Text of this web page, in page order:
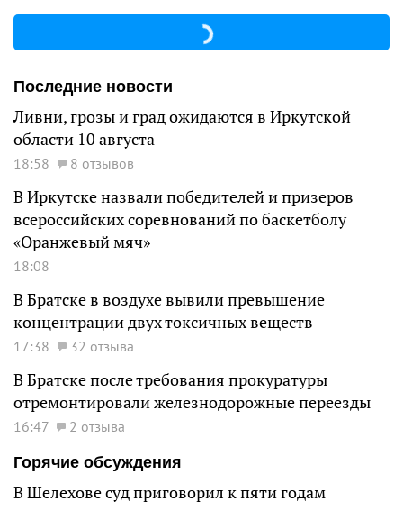
Последние новости
Ливни, грозы и град ожидаются в Иркутской
области 10 августа
18:58 8 отзывов
В Иркутске назвали победителей и призеров
всероссийских соревнований по баскетболу
«Оранжевый мяч»
18:08
В Братске в воздухе вывили превышение
концентрации двух токсичных веществ
17:38 32 отзыва
В Братске после требования прокуратуры
отремонтировали железнодорожные переезды
16:47
2 отзыва
Горячие обсуждения
В Шелехове суд приговорил к пяти годам